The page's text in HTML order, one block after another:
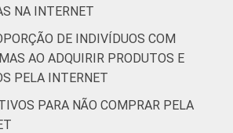
De 45 anos ou
mais
Até R$415
R$416-R$830 55
NA INTERNET
DE INDIVÍDUOS COM
AO ADQUIRIR PRODUTOS E
PELA INTERNET
PARA NÃO COMPRAR PELA